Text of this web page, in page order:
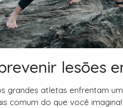
lesões
grandes atletas enfrentam
comum do que você